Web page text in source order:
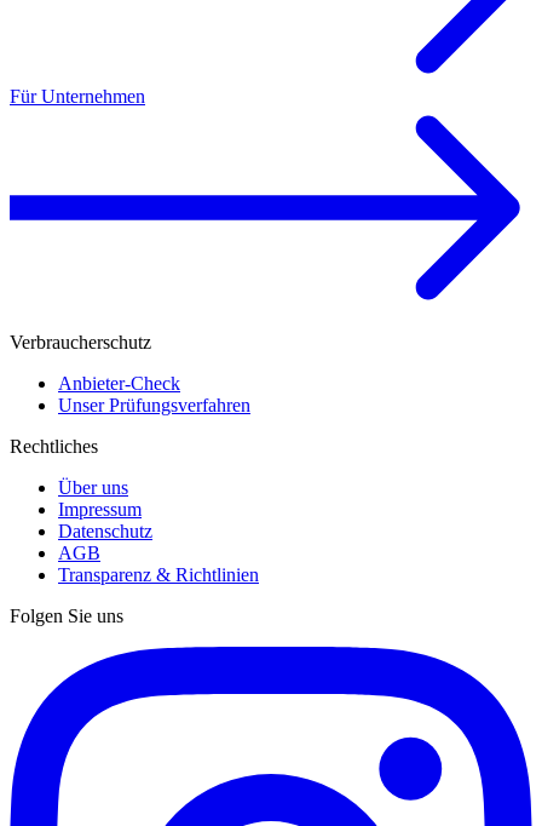
Für Unternehmen
Verbraucherschutz
Anbieter-Check
Unser Prüfungsverfahren
Rechtliches
Über uns
Impressum
Datenschutz
AGB
Transparenz & Richtlinien
Folgen Sie uns